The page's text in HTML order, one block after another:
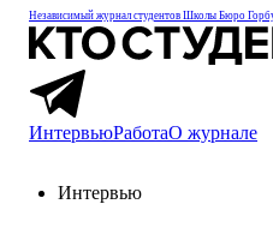
Независимый журнал студентов Школы Бюро
ИнтервьюРаботаО журнале
Интервью